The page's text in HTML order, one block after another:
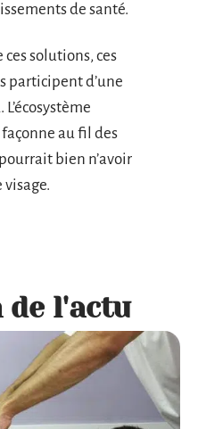
de santé.
ces solutions, ces
participent d’une
au fil des
bien n’avoir
de l'actu